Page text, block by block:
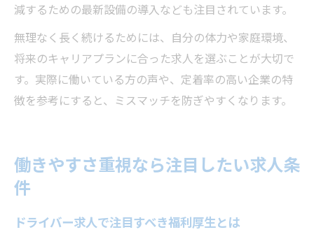
減するための最新設備の導入なども注目されています。
無理なく長く続けるためには、自分の体力や家庭環境、
将来のキャリアプランに合った求人を選ぶことが大切で
す。実際に働いている方の声や、定着率の高い企業の特
徴を参考にすると、ミスマッチを防ぎやすくなります。
働きやすさ重視なら注目したい求人条
件
ドライバー求人で注目すべき福利厚生とは